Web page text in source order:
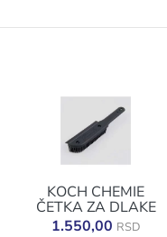
KOCH CHEMIE
ČETKA ZA DLAKE
1.550,00 RSD